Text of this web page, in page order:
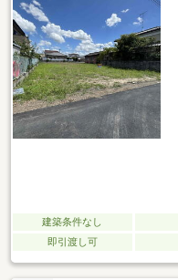
建築条件なし
即引渡し可